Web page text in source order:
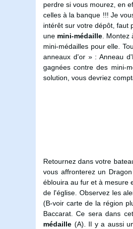
perdre si vous mourez, en
celles à la banque !!! Je
intérêt sur votre dépôt, faut
une mini-médaille. Montez
mini-médailles pour elle.
anneaux d'or » : Anneau
gagnées contre des mini-
solution, vous devriez
Retournez dans votre
vous affronterez un
éblouira au fur et à mesure
de l'église. Observez les
(B-voir carte de la région
Baccarat. Ce sera dans
médaille (A). Il y a aussi